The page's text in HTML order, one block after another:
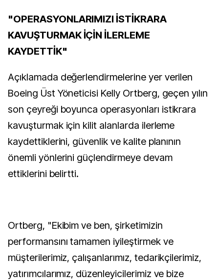
"OPERASYONLARIMIZI İSTİKRARA
KAVUŞTURMAK İÇİN İLERLEME
KAYDETTİK"
Açıklamada değerlendirmelerine yer verilen
Boeing Üst Yöneticisi Kelly Ortberg, geçen yılın
son çeyreği boyunca operasyonları istikrara
kavuşturmak için kilit alanlarda ilerleme
kaydettiklerini, güvenlik ve kalite planının
önemli yönlerini güçlendirmeye devam
ettiklerini belirtti.
Ortberg, "Ekibim ve ben, şirketimizin
performansını tamamen iyileştirmek ve
müşterilerimiz, çalışanlarımız, tedarikçilerimiz,
yatırımcılarımız, düzenleyicilerimiz ve bize